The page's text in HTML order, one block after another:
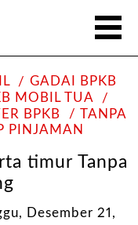
GADAI BPKB
MOBIL TUA
BPKB
TANPA
PINJAMAN
timur Tanpa
Desember 21,